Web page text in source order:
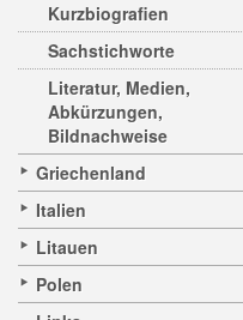
Kurzbiografien
Sachstichworte
Literatur, Medien,
Abkürzungen,
Bildnachweise
Griechenland
Italien
Litauen
Polen